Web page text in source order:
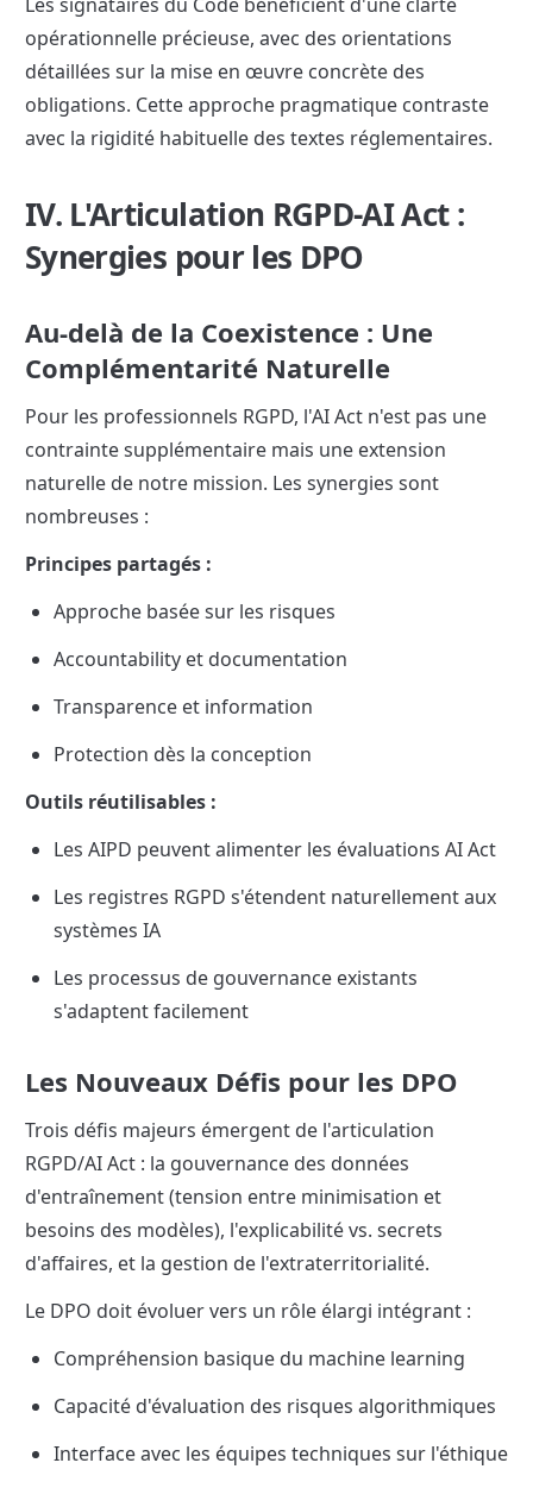
opérationnelle précieuse, avec des orientations
détaillées sur la mise en œuvre concrète des
obligations. Cette approche pragmatique contraste
avec la rigidité habituelle des textes réglementaires.
IV. L'Articulation RGPD-AI Act :
Synergies pour les DPO
Au-delà de la Coexistence : Une
Complémentarité Naturelle
Pour les professionnels RGPD, l'AI Act n'est pas une
contrainte supplémentaire mais une extension
naturelle de notre mission. Les synergies sont
nombreuses :
Principes partagés :
Approche basée sur les risques
Accountability et documentation
Transparence et information
Protection dès la conception
Outils réutilisables :
Les AIPD peuvent alimenter les évaluations AI Act
Les registres RGPD s'étendent naturellement aux
systèmes IA
Les processus de gouvernance existants
s'adaptent facilement
Les Nouveaux Défis pour les DPO
Trois défis majeurs émergent de l'articulation
RGPD/AI Act : la gouvernance des données
d'entraînement (tension entre minimisation et
besoins des modèles), l'explicabilité vs. secrets
d'affaires, et la gestion de l'extraterritorialité.
Le DPO doit évoluer vers un rôle élargi intégrant :
Compréhension basique du machine learning
Capacité d'évaluation des risques algorithmiques
Interface avec les équipes techniques sur l'éthique